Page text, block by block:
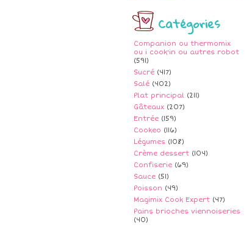
Catégories
Companion ou thermomix
ou i cook'in ou autres robot
(591)
Sucré (417)
Salé (402)
Plat principal (211)
Gâteaux (207)
Entrée (159)
Cookeo (116)
Légumes (108)
Crème dessert (104)
Confiserie (69)
Sauce (51)
Poisson (49)
Magimix Cook Expert (47)
Pains brioches viennoiseries
(40)